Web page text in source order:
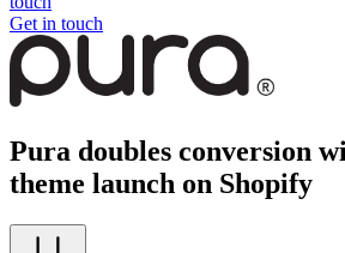
Get in touch
Pura doubles conversion
theme launch on Shopify